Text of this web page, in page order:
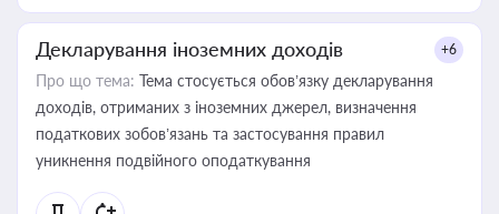
Декларування іноземних доходів +6
Про що тема: Тема стосується обов’язку декларування
доходів, отриманих з іноземних джерел, визначення
податкових зобов’язань та застосування правил
уникнення подвійного оподаткування